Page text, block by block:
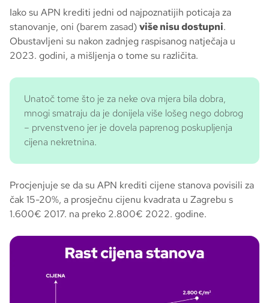
Iako su APN krediti jedni od najpoznatijih poticaja za
stanovanje, oni (barem zasad)više nisu dostupni.
Obustavljeni su nakon zadnjeg raspisanog natječaja u
2023. godini, a mišljenja o tome su različita.
Unatoč tome što je za neke ova mjera bila dobra,
mnogi smatraju da je donijela više lošeg nego dobrog
– prvenstveno jer je dovela paprenog poskupljenja
cijena nekretnina.
Procjenjuje se da su APN krediti cijene stanova povisili za
čak 15-20%, a prosječnu cijenu kvadrata u Zagrebu s
1.600€ 2017. na preko 2.800€ 2022. godine.